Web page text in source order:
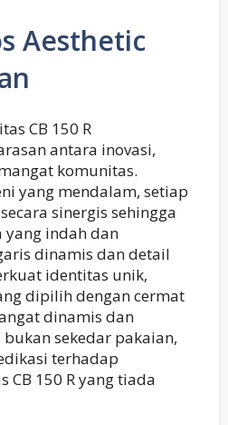
Aesthetic
CB 150 R
antara inovasi,
komunitas.
yang mendalam, setiap
sinergis sehingga
yang indah dan
dinamis dan detail
identitas unik,
dipilih dengan cermat
dinamis dan
sekedar pakaian,
terhadap
CB 150 R yang tiada